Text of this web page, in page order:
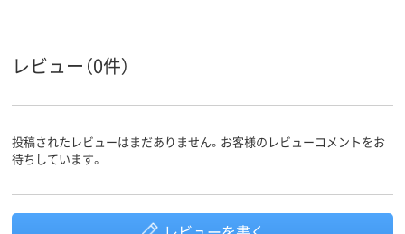
レビュー（0件）
投稿されたレビューはまだありません。お客様のレビューコメントをお
待ちしています。